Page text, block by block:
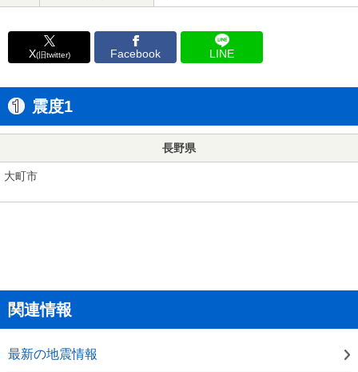
X(旧twitter) Facebook LINE
震度1
長野県
大町市
関連情報
最新の地震情報